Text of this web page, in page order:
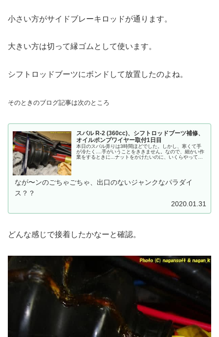
小さい方がサイドブレーキロッドが通ります。
大きい方は切って縁ゴムとして使います。
シフトロッドブーツにボンドして放置したのよね。
そのときのブログ記事は次のところ
スバル R-2 (360cc)、シフトロッドブーツ補修、
オイルポンプワイヤー取付1日目
本日のスバル弄りは3時間ほどでした。しかし、寒くて手
が冷たく....手がいうことをききません。なので、細かい作
業をするときに...ナットをかけたいのに、いくらやっても
なが〜ンのごちゃごちゃ、出口のないジャンクなパラダイ
ス？？
2020.01.31
どんな感じで接着したかなーと確認。